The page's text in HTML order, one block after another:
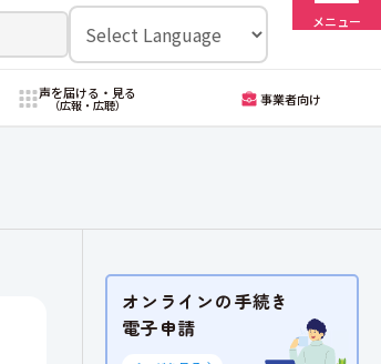
メニュー
声を届ける・見る
（広報・広聴） 事業者向け
オンラインの手続き
電子申請